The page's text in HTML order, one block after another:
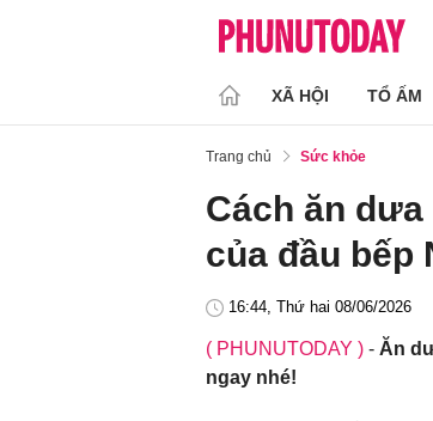
XÃ HỘI TỔ ẤM
Trang chủ Sức khỏe
Cách ăn
của đầu bếp
16:44, Thứ hai 08/06/2026
( PHUNUTODAY ) - Ăn
ngay nhé!